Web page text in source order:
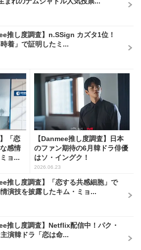
推し度調査】n.SSign カズタ1位！
時着」で証明したミ...
「恋
感情
ョ...
【Danmee推し度調査】日本
のファン期待の6月韓ドラ俳優
はソ・イングク！
2026.06.23
推し度調査】「恋する共感細胞」で
演技を披露したキム・ミョ...
推し度調査】Netflix配信中！パク・
演韓ドラ「恋は命...